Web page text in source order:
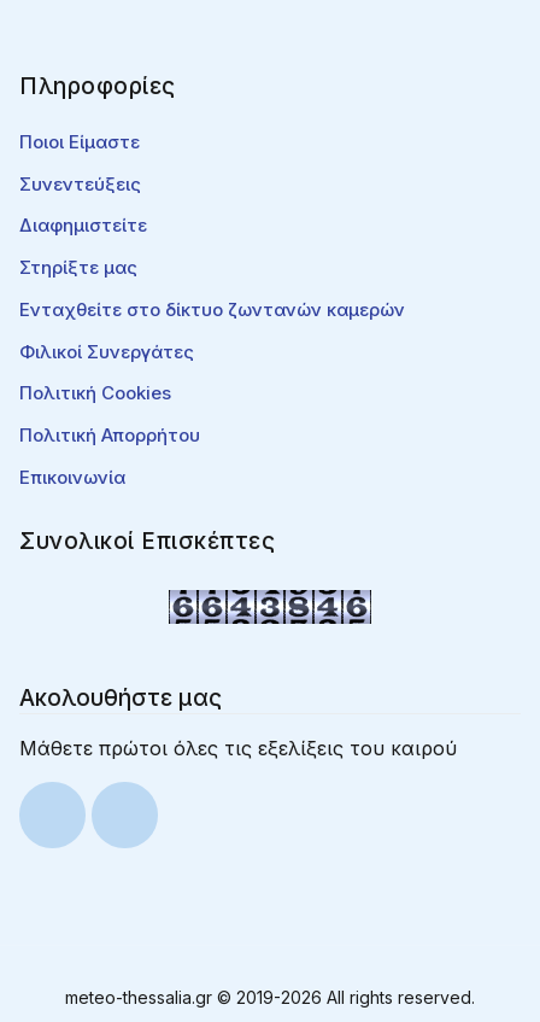
Πληροφορίες
Ποιοι Είμαστε
Συνεντεύξεις
Διαφημιστείτε
Στηρίξτε μας
Ενταχθείτε στο δίκτυο ζωντανών καμερών
Φιλικοί Συνεργάτες
Πολιτική Cookies
Πολιτική Απορρήτου
Επικοινωνία
Συνολικοί Επισκέπτες
Ακολουθήστε μας
Μάθετε πρώτοι όλες τις εξελίξεις του καιρού
meteo-thessalia.gr © 2019-2026 All rights reserved.